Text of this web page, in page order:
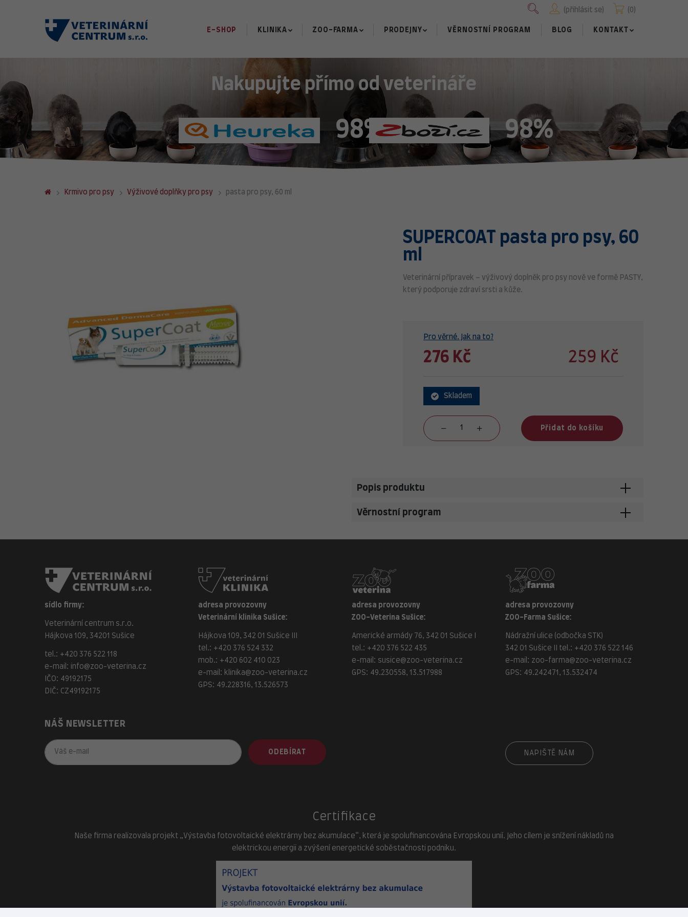
0
přihlásit se
E-SHOP KLINIKA ZOO-FARMA PRODEJNY VĚRNOSTNÍ PROGRAM BLOG KONTAKT
Nakupujte přímo od veterináře
98% 98%
Krmivo pro psy Výživové doplňky pro psy pasta pro psy, 60 ml
SUPERCOAT pasta pro psy, 60
ml
Veterinární přípravek – výživový doplněk pro psy nově ve formě PASTY,
který podporuje zdraví srsti a kůže.
Pro věrné. Jak na to?
276 Kč 259 Kč
Skladem
Přidat do košíku
Popis produktu
Věrnostní program
sídlo firmy:
Veterinární centrum s.r.o.
Hájkova 109, 34201 Sušice
tel.: +420 376 522 118
e-mail:
info@zoo-veterina.cz
IČO: 49192175
DIČ: CZ49192175
adresa provozovny
Veterinární klinika Sušice:
Hájkova 109, 342 01 Sušice III
tel.: +420 376 524 332
mob.: +420 602 410 023
e-mail: klinika@zoo-veterina.cz
GPS: 49.228316, 13.526573
NÁŠ NEWSLETTER
ODEBÍRAT
adresa provozovny
ZOO-Veterina Sušice:
Americké armády 76, 342 01 Sušice I
tel.: +420 376 522 435
e-mail: susice@zoo-veterina.cz
GPS: 49.230558, 13.517988
adresa provozovny
ZOO-Farma Sušice:
Nádražní ulice (odbočka STK)
342 01 Sušice II tel.: +420 376 522 146
e-mail: zoo-farma@zoo-veterina.cz
GPS: 49.242471, 13.532474
NAPIŠTĚ NÁM
Certifikace
Naše firma realizovala projekt „Výstavba fotovoltaické elektrárny bez akumulace“, která je spolufinancována Evropskou unií. Jeho cílem je snížení nákladů na
elektrickou energii a zvýšení energetické soběstačnosti podniku.